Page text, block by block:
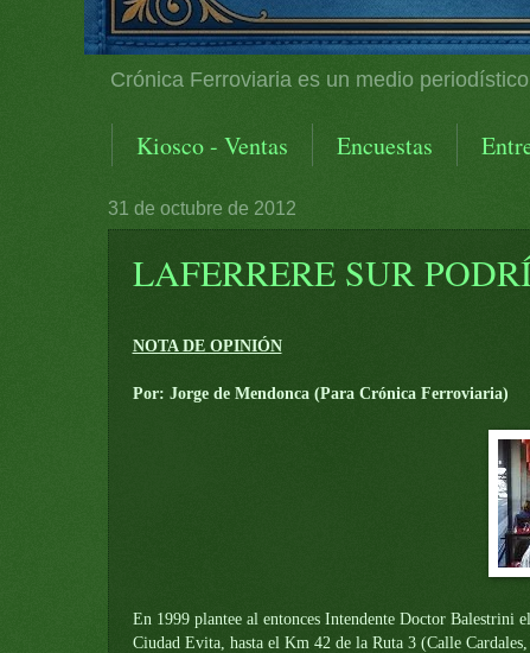
Crónica Ferroviaria es un medio
Kiosco - Ventas Encuestas
31 de octubre de 2012
LAFERRERE SUR
NOTA DE OPINIÓN
Por: Jorge de Mendonca (Para Crónica Ferroviaria)
En 1999 plantee al entonces Intendente Doctor Balestrini
Ciudad Evita, hasta el Km 42 de la Ruta3 (Calle Cardales,